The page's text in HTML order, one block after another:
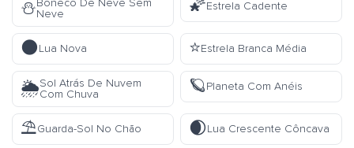
⛄Boneco De Neve Sem
Neve
🌠Estrela Cadente
🌑Lua Nova ⭐Estrela Branca Média
🌦️Sol Atrás De Nuvem
Com Chuva
🪐Planeta Com Anéis
⛱️Guarda-Sol No Chão 🌒Lua Crescente Côncava